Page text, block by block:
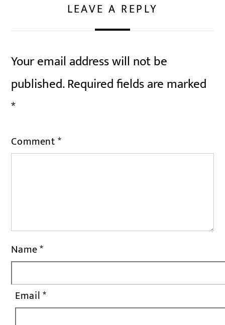
LEAVE A REPLY
Your email address will not be
published.Required fields are marked
*
Comment*
Name*
Email*